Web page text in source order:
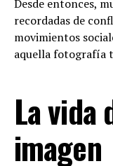
Desde entonces,
recordadas de
movimientos
aquella fotografía
La vida
imagen